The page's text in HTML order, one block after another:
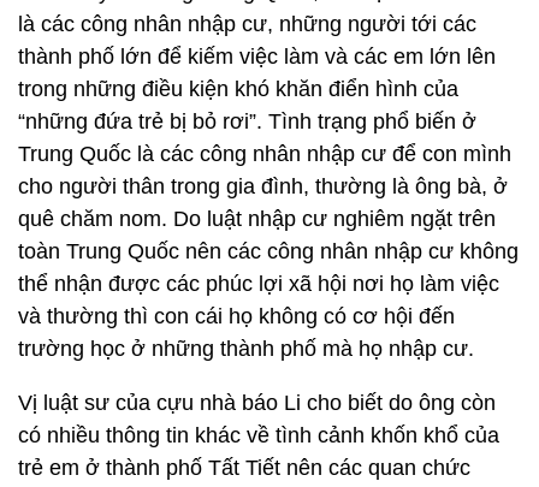
là các công nhân nhập cư, những người tới các
thành phố lớn để kiếm việc làm và các em lớn lên
trong những điều kiện khó khăn điển hình của
“những đứa trẻ bị bỏ rơi”. Tình trạng phổ biến ở
Trung Quốc là các công nhân nhập cư để con mình
cho người thân trong gia đình, thường là ông bà, ở
quê chăm nom. Do luật nhập cư nghiêm ngặt trên
toàn Trung Quốc nên các công nhân nhập cư không
thể nhận được các phúc lợi xã hội nơi họ làm việc
và thường thì con cái họ không có cơ hội đến
trường học ở những thành phố mà họ nhập cư.
Vị luật sư của cựu nhà báo Li cho biết do ông còn
có nhiều thông tin khác về tình cảnh khốn khổ của
trẻ em ở thành phố Tất Tiết nên các quan chức